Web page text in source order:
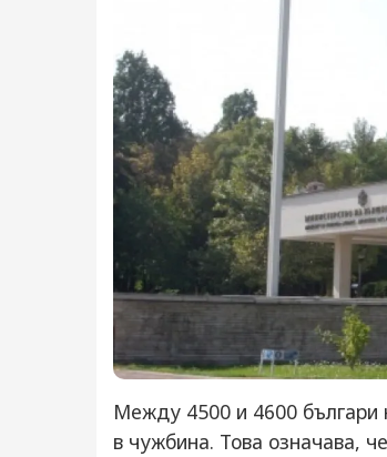
Между 4500 и 4600
в чужбина. Това означава,